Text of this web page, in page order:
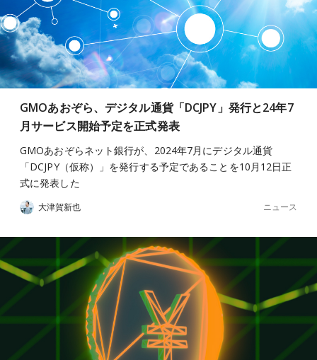
GMOあおぞら、デジタル通貨「DCJPY」発行と24年7
月サービス開始予定を正式発表
GMOあおぞらネット銀行が、2024年7月にデジタル通貨
「DCJPY（仮称）」を発行する予定であることを10月12日正
式に発表した
大津賀新也 ニュース